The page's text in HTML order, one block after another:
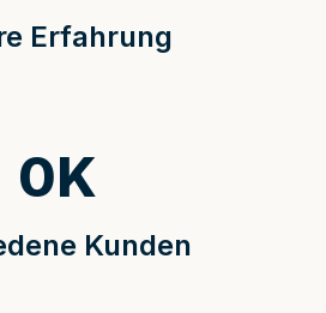
Erfahrung
Kunden
0K